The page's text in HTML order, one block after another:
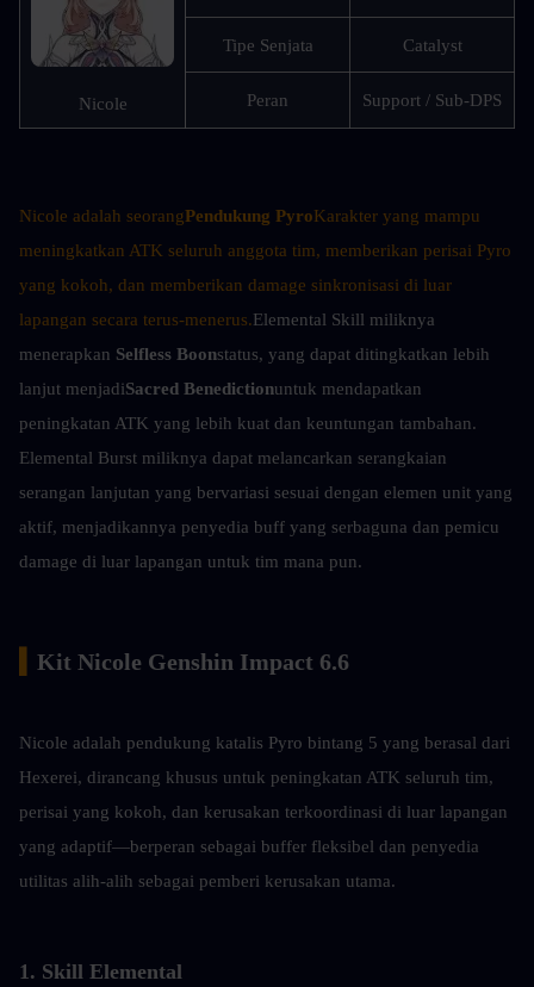
Nicole
Tipe Senjata Catalyst
Peran Support / Sub-DPS
Nicole adalah seorangPendukung PyroKarakter yang mampu
meningkatkan ATK seluruh anggota tim, memberikan perisai Pyro
yang kokoh, dan memberikan damage sinkronisasi di luar
lapangan secara terus-menerus.Elemental Skill miliknya
menerapkan Selfless Boonstatus, yang dapat ditingkatkan lebih
lanjut menjadiSacred Benedictionuntuk mendapatkan
peningkatan ATK yang lebih kuat dan keuntungan tambahan.
Elemental Burst miliknya dapat melancarkan serangkaian
serangan lanjutan yang bervariasi sesuai dengan elemen unit yang
aktif, menjadikannya penyedia buff yang serbaguna dan pemicu
damage di luar lapangan untuk tim mana pun.
Kit Nicole Genshin Impact 6.6
Nicole adalah pendukung katalis Pyro bintang 5 yang berasal dari
Hexerei, dirancang khusus untuk peningkatan ATK seluruh tim,
perisai yang kokoh, dan kerusakan terkoordinasi di luar lapangan
yang adaptif—berperan sebagai buffer fleksibel dan penyedia
utilitas alih-alih sebagai pemberi kerusakan utama.
1. Skill Elemental